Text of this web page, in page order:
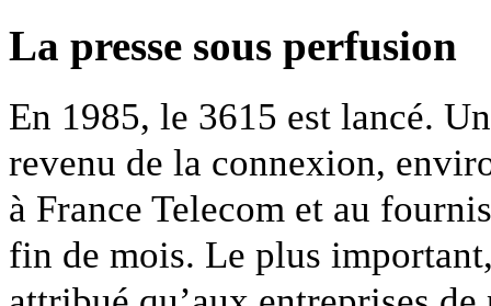
La presse sous perfusion
En 1985, le 3615 est lancé.
revenu de la connexion,
à France Telecom et au
fin de mois. Le plus